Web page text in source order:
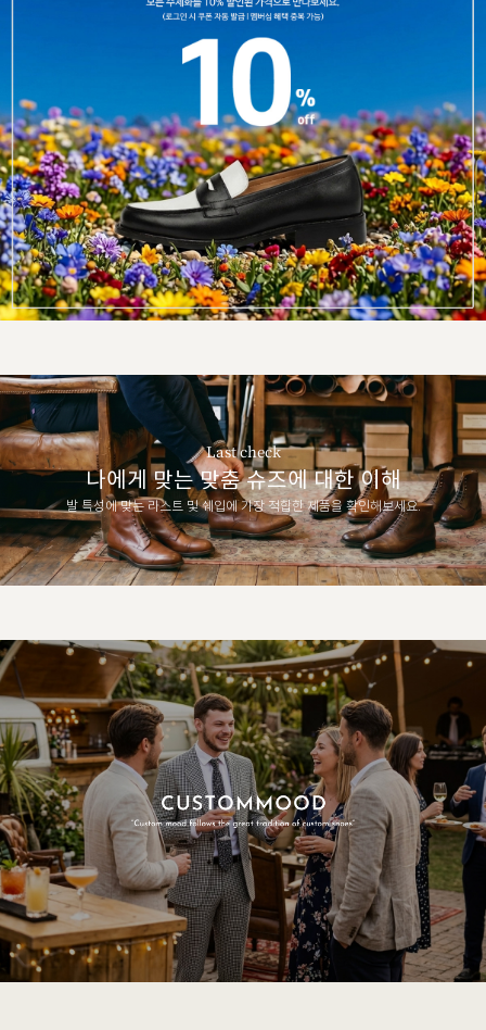
Last check
나에게 맞는 맞춤 슈즈에 대한 이해
발 특성에 맞는 라스트 및 쉐입에 가장 적합한 제품을 확인해보세요.